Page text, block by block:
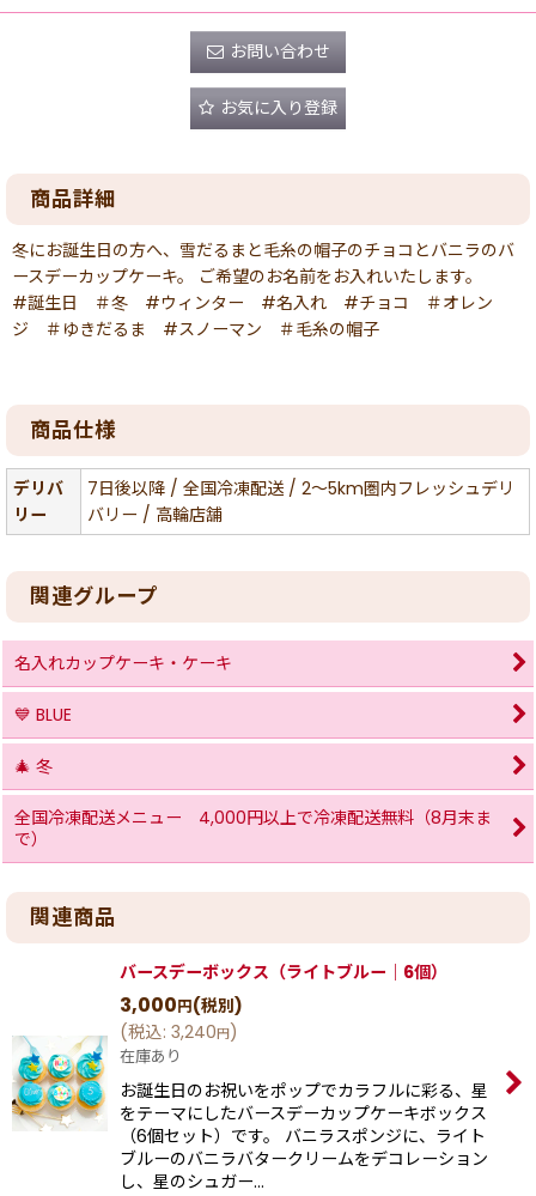
お問い合わせ
お気に入り登録
商品詳細
冬にお誕生日の方へ、雪だるまと毛糸の帽子のチョコとバニラのバ
ースデーカップケーキ。 ご希望のお名前をお入れいたします。
#誕生日 ＃冬 #ウィンター #名入れ #チョコ ＃オレン
ジ ＃ゆきだるま #スノーマン ＃毛糸の帽子
商品仕様
デリバ
リー
7日後以降 / 全国冷凍配送 / 2〜5km圏内フレッシュデリ
バリー / 高輪店舗
関連グループ
名入れカップケーキ・ケーキ
💙 BLUE
🎄 冬
全国冷凍配送メニュー 4,000円以上で冷凍配送無料（8月末ま
で）
関連商品
バースデーボックス（ライトブルー｜6個）
3,000円(税別)
(税込: 3,240円)
在庫あり
お誕生日のお祝いをポップでカラフルに彩る、星
をテーマにしたバースデーカップケーキボックス
（6個セット）です。 バニラスポンジに、ライト
ブルーのバニラバタークリームをデコレーション
し、星のシュガー…